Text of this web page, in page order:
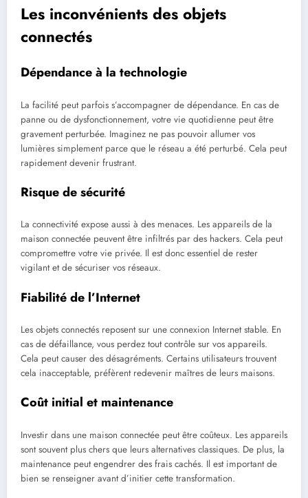
Les inconvénients des objets
connectés
Dépendance à la technologie
La facilité peut parfois s’accompagner de dépendance. En cas de
panne ou de dysfonctionnement, votre vie quotidienne peut être
gravement perturbée. Imaginez ne pas pouvoir allumer vos
lumières simplement parce que le réseau a été perturbé. Cela peut
rapidement devenir frustrant.
Risque de sécurité
La connectivité expose aussi à des menaces. Les appareils de la
maison connectée peuvent être infiltrés par des hackers. Cela peut
compromettre votre vie privée. Il est donc essentiel de rester
vigilant et de sécuriser vos réseaux.
Fiabilité de l’Internet
Les objets connectés reposent sur une connexion Internet stable. En
cas de défaillance, vous perdez tout contrôle sur vos appareils.
Cela peut causer des désagréments. Certains utilisateurs trouvent
cela inacceptable, préfèrent redevenir maîtres de leurs maisons.
Coût initial et maintenance
Investir dans une maison connectée peut être coûteux. Les appareils
sont souvent plus chers que leurs alternatives classiques. De plus, la
maintenance peut engendrer des frais cachés. Il est important de
bien se renseigner avant d’initier cette transformation.